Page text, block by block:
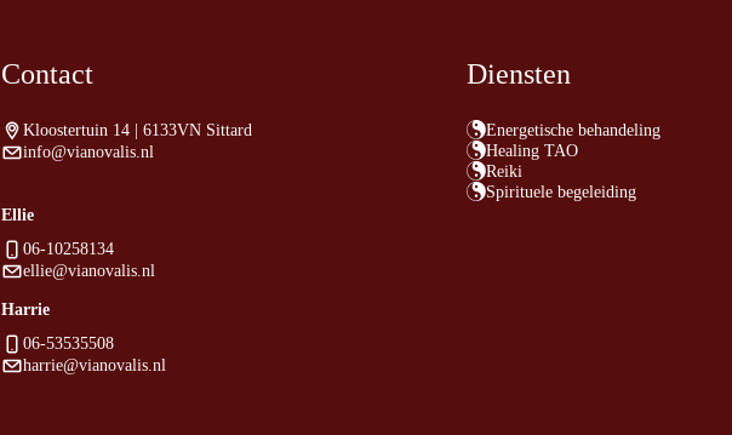
Contact
Kloostertuin 14 | 6133VN Sittard
info@vianovalis.nl
Ellie
06-10258134
ellie@vianovalis.nl
Harrie
06-53535508
harrie@vianovalis.nl
Diensten
Energetische behandeling
Healing TAO
Reiki
Spirituele begeleiding